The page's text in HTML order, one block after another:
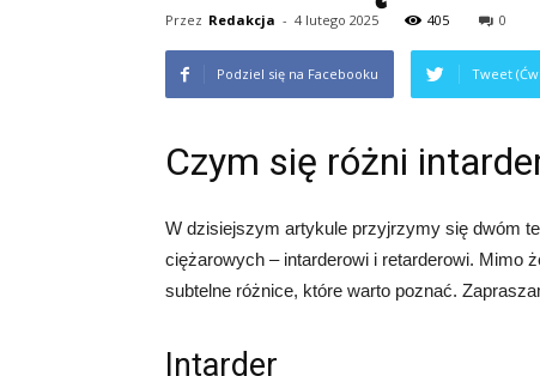
Przez Redakcja - 4 lutego 2025 405 0
Podziel się na Facebooku Tweet
Czym się różni
W dzisiejszym artykule przyjrzymy się dwóm
ciężarowych – intarderowi i retarderowi. Mimo
subtelne różnice, które warto poznać.
Intarder